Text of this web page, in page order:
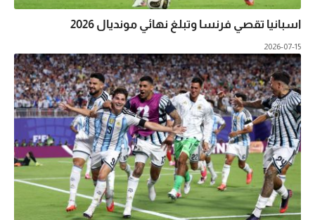
اسبانيا تقصي فرنسا وتبلغ نهائي مونديال 2026
2026-07-15